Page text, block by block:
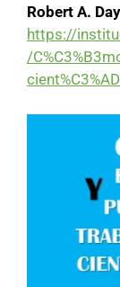
Robert A. Day
https://
/